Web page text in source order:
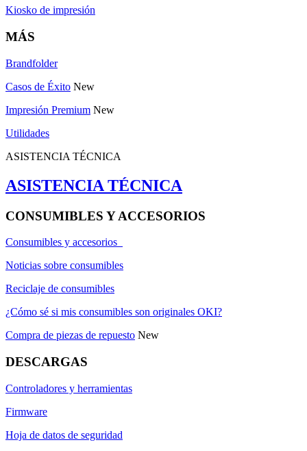
Kiosko de impresión
MÁS
Brandfolder
Casos de Éxito New
Impresión Premium New
Utilidades
ASISTENCIA TÉCNICA
ASISTENCIA TÉCNICA
CONSUMIBLES Y ACCESORIOS
Consumibles y accesorios
Noticias sobre consumibles
Reciclaje de consumibles
¿Cómo sé si mis consumibles son originales OKI?
Compra de piezas de repuesto New
DESCARGAS
Controladores y herramientas
Firmware
Hoja de datos de seguridad